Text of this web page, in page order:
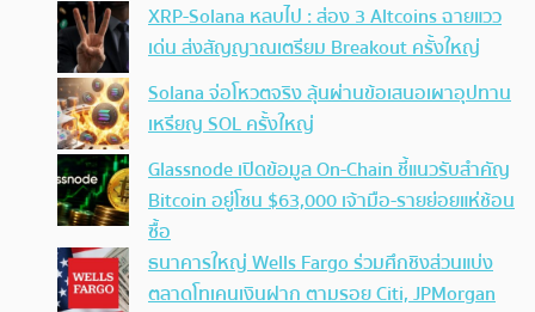
XRP-Solana หลบไป : ส่อง 3 Altcoins ฉายแวว
เด่น ส่งสัญญาณเตรียม Breakout ครั้งใหญ่
Solana จ่อโหวตจริง ลุ้นผ่านข้อเสนอเผาอุปทาน
เหรียญ SOL ครั้งใหญ่
Glassnode เปิดข้อมูล On-Chain ชี้แนวรับสำคัญ
Bitcoin อยู่โซน $63,000 เจ้ามือ-รายย่อยแห่ช้อน
ซื้อ
ธนาคารใหญ่ Wells Fargo ร่วมศึกชิงส่วนแบ่ง
ตลาดโทเคนเงินฝาก ตามรอย Citi, JPMorgan